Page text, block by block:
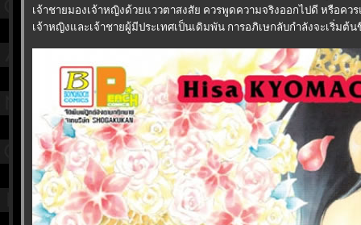
เจ้าชายมองเจ้าหญิงด้วยแววตาสงสัย ควรพูดความจริงออกไปดี หรือคว
เจ้าหญิงและเจ้าชายผู้มีประเทศเป็นเดิมพัน การอภิเษกลับกำลังจะเริ่มต้